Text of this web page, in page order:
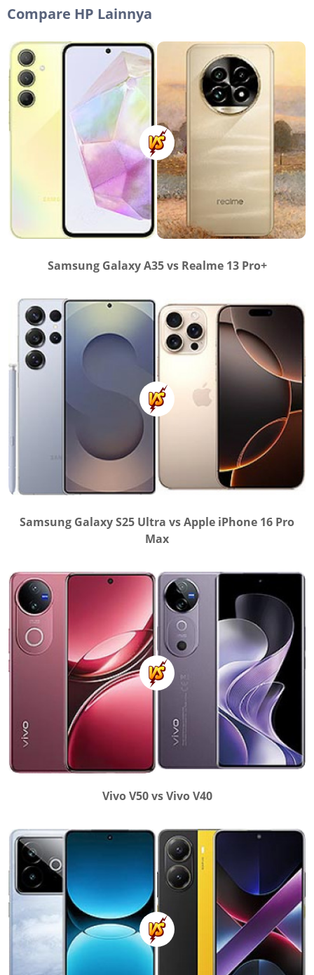
Compare HP Lainnya
Samsung Galaxy A35 vs Realme 13 Pro+
Samsung Galaxy S25 Ultra vs Apple iPhone 16 Pro
Max
Vivo V50 vs Vivo V40